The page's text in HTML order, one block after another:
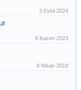
3 Eylül 2024
8 Kasım 2023
8 Nisan 2019